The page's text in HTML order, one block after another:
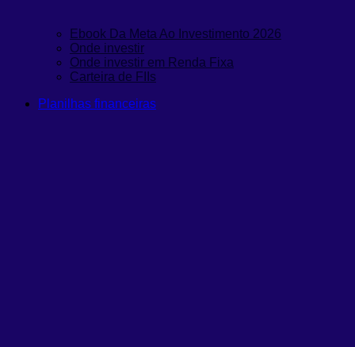
Ebook Da Meta Ao Investimento 2026
Onde investir
Onde investir em Renda Fixa
Carteira de FIIs
Planilhas financeiras